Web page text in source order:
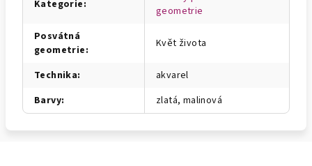
Kategorie:
geometrie
Posvátná
geometrie: Květ života
Technika:
akvarel
Barvy: zlatá, malinová